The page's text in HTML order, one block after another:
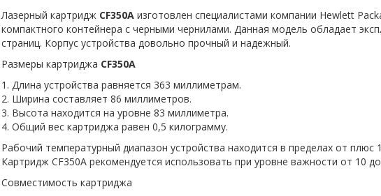
Лазерный картридж CF350Aизготовлен специалистами компании Hewlett
компактного контейнера с черными чернилами. Данная модель обладает
страниц. Корпус устройства довольно прочный и надежный.
Размеры картриджа CF350A
1. Длина устройства равняется 363 миллиметрам.
2. Ширина составляет 86 миллиметров.
3. Высота находится на уровне 83 миллиметра.
4. Общий вес картриджа равен 0,5 килограмму.
Рабочий температурный диапазон устройства находится в пределах от
Картридж CF350A рекомендуется использовать при уровне важности от 10
Совместимость картриджа